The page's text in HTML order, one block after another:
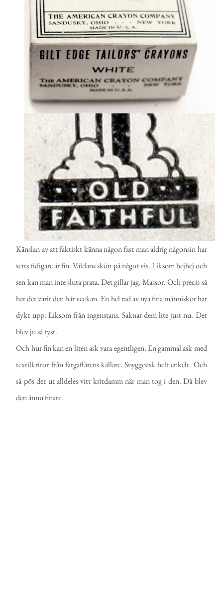
Känslan av att faktiskt känna någon fast man aldrig någonsin har
setts tidigare är fin. Väldans skön på något vis. Liksom hejhej och
sen kan man inte sluta prata. Det gillar jag. Massor. Och precis så
har det varit den här veckan. En hel rad av nya fina människor har
dykt upp. Liksom från ingenstans. Saknar dem lite just nu. Det
blev ju så tyst.
Och hur fin kan en liten ask vara egentligen. En gammal ask med
textilkritor från färgaffärens källare. Snyggoask helt enkelt. Och
så pös det ut alldeles vitt kritdamm när man tog i den. Då blev
den ännu finare.